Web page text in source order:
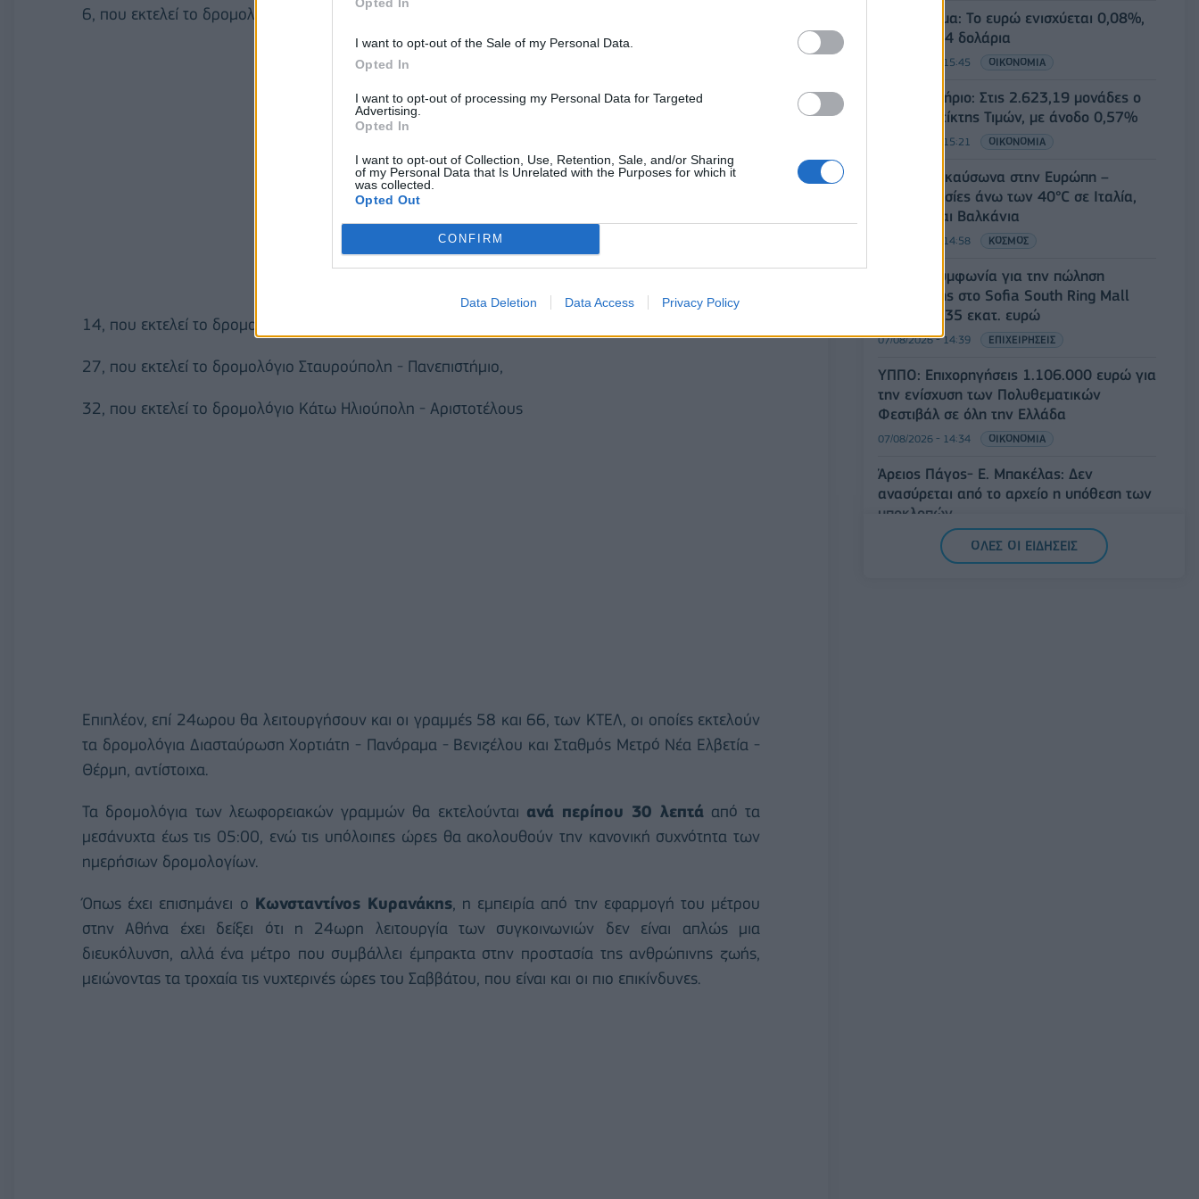
I want to opt-out of the Sale of my Personal Data.
Opted In
I want to opt-out of processing my Personal Data for Targeted
Advertising.
Opted In
I want to opt-out of Collection, Use, Retention, Sale, and/or Sharing
of my Personal Data that Is Unrelated with the Purposes for which it
was collected.
Opted Out
CONFIRM
Data Deletion Data Access Privacy Policy
6, που εκτελεί το δρομολόγιο Καλαμαριά - Βενιζέλου,
14, που εκτελεί το δρομολόγιο Άνω Τούμπα - Ν.Σ. Σταθμός,
27, που εκτελεί το δρομολόγιο Σταυρούπολη - Πανεπιστήμιο,
32, που εκτελεί το δρομολόγιο Κάτω Ηλιούπολη - Αριστοτέλους
Επιπλέον, επί 24ωρου θα λειτουργήσουν και οι γραμμές 58 και 66, των ΚΤΕΛ, οι οποίες εκτελούν
τα δρομολόγια Διασταύρωση Χορτιάτη - Πανόραμα - Βενιζέλου και Σταθμός Μετρό Νέα Ελβετία -
Θέρμη, αντίστοιχα.
Τα δρομολόγια των λεωφορειακών γραμμών θα εκτελούνται ανά περίπου 30 λεπτάαπό τα
μεσάνυχτα έως τις 05:00, ενώ τις υπόλοιπες ώρες θα ακολουθούν την κανονική συχνότητα των
ημερήσιων δρομολογίων.
Όπως έχει επισημάνει ο Κωνσταντίνος Κυρανάκης, η εμπειρία από την εφαρμογή του μέτρου
στην Αθήνα έχει δείξει ότι η 24ωρη λειτουργία των συγκοινωνιών δεν είναι απλώς μια
διευκόλυνση, αλλά ένα μέτρο που συμβάλλει έμπρακτα στην προστασία της ανθρώπινης ζωής,
μειώνοντας τα τροχαία τις νυχτερινές ώρες του Σαββάτου, που είναι και οι πιο επικίνδυνες.
Συνάλλαγμα: Το ευρώ ενισχύεται 0,08%,
στα 1,1534 δολάρια
07/08/2026 - 15:45 ΟΙΚΟΝΟΜΙΑ
Χρηματιστήριο: Στις 2.623,19 μονάδες ο
Γενικός Δείκτης Τιμών, με άνοδο 0,57%
07/08/2026 - 15:21 ΟΙΚΟΝΟΜΙΑ
Νέο κύμα καύσωνα στην Ευρώπη –
Θερμοκρασίες άνω των 40°C σε Ιταλία,
Ισπανία και Βαλκάνια
07/08/2026 - 14:58 ΚΟΣΜΟΣ
Fourlis: Συμφωνία για την πώληση
συμμετοχής στο Sofia South Ring Mall
έναντι 49,35 εκατ. ευρώ
07/08/2026 - 14:39 ΕΠΙΧΕΙΡΗΣΕΙΣ
ΥΠΠΟ: Επιχορηγήσεις 1.106.000 ευρώ για
την ενίσχυση των Πολυθεματικών
Φεστιβάλ σε όλη την Ελλάδα
07/08/2026 - 14:34 ΟΙΚΟΝΟΜΙΑ
Άρειος Πάγος- Ε. Μπακέλας: Δεν
ανασύρεται από το αρχείο η υπόθεση των
υποκλοπών
07/08/2026 - 14:11 ΕΛΛΑΔΑ
ΟΛΕΣ ΟΙ ΕΙΔΗΣΕΙΣ